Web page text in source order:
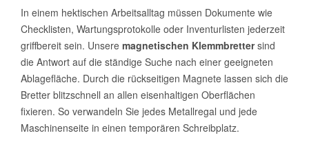
In einem hektischen Arbeitsalltag müssen Dokumente wie
Checklisten, Wartungsprotokolle oder Inventurlisten jederzeit
griffbereit sein. Unsere magnetischen Klemmbrettersind
die Antwort auf die ständige Suche nach einer geeigneten
Ablagefläche. Durch die rückseitigen Magnete lassen sich die
Bretter blitzschnell an allen eisenhaltigen Oberflächen
fixieren. So verwandeln Sie jedes Metallregal und jede
Maschinenseite in einen temporären Schreibplatz.